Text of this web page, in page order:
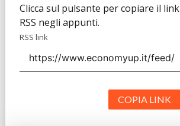
Clicca sul pulsante per copiare il link
RSS negli appunti.
RSS link
COPIA LINK